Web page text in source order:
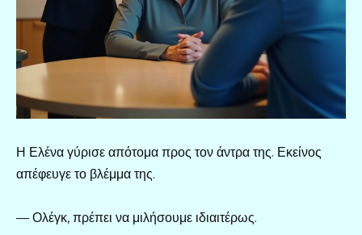
Η Ελένα γύρισε απότομα προς τον άντρα της. Εκείνος
απέφευγε το βλέμμα της.
— Ολέγκ, πρέπει να μιλήσουμε ιδιαιτέρως.